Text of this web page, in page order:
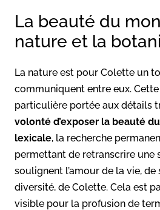
La beauté du
nature et la
La nature est pour Colette un
communiquent entre eux.
particulière portée aux détails
volonté d’exposer la beauté
lexicale, la recherche
permettant de retranscrire une
soulignent l’amour de la vie, de
diversité, de Colette. Cela est
visible pour la profusion de